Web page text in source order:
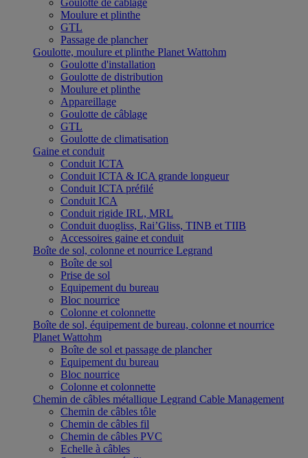
Goulotte de câblage
Moulure et plinthe
GTL
Passage de plancher
Goulotte, moulure et plinthe Planet Wattohm
Goulotte d'installation
Goulotte de distribution
Moulure et plinthe
Appareillage
Goulotte de câblage
GTL
Goulotte de climatisation
Gaine et conduit
Conduit ICTA
Conduit ICTA & ICA grande longueur
Conduit ICTA préfilé
Conduit ICA
Conduit rigide IRL, MRL
Conduit duogliss, Rai’Gliss, TINB et TIIB
Accessoires gaine et conduit
Boîte de sol, colonne et nourrice Legrand
Boîte de sol
Prise de sol
Equipement du bureau
Bloc nourrice
Colonne et colonnette
Boîte de sol, équipement de bureau, colonne et nourrice
Planet Wattohm
Boîte de sol et passage de plancher
Equipement du bureau
Bloc nourrice
Colonne et colonnette
Chemin de câbles métallique Legrand Cable Management
Chemin de câbles tôle
Chemin de câbles fil
Chemin de câbles PVC
Echelle à câbles